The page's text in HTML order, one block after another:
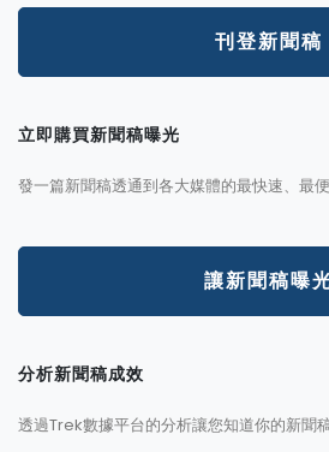
刊登新聞稿
立即購買新聞稿曝光
發一篇新聞稿透通到各大媒體的最快速、最
讓新聞稿曝
分析新聞稿成效
透過Trek數據平台的分析讓您知道你的新聞